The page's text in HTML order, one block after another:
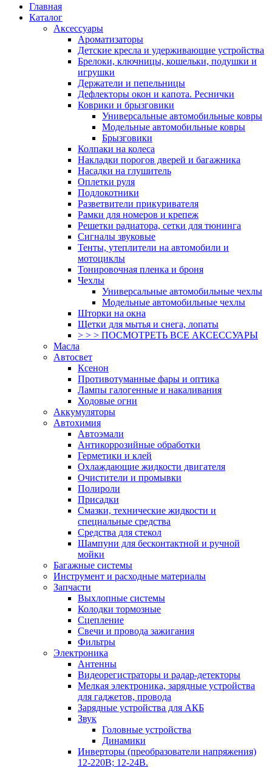
Главная
Каталог
Аксессуары
Ароматизаторы
Детские кресла и удерживающие устройства
Брелоки, ключницы, кошельки, подушки и
игрушки
Держатели и пепельницы
Дефлекторы окон и капота. Реснички
Коврики и брызговики
Универсальные автомобильные ковры
Модельные автомобильные ковры
Брызговики
Колпаки на колеса
Накладки порогов дверей и багажника
Насадки на глушитель
Оплетки руля
Подлокотники
Разветвители прикуривателя
Рамки для номеров и крепеж
Решетки радиатора, сетки для тюнинга
Сигналы звуковые
Тенты, утеплители на автомобили и
мотоциклы
Тонировочная пленка и броня
Чехлы
Универсальные автомобильные чехлы
Модельные автомобильные чехлы
Шторки на окна
Щетки для мытья и снега, лопаты
> > > ПОСМОТРЕТЬ ВСЕ АКСЕССУАРЫ
Масла
Автосвет
Ксенон
Противотуманные фары и оптика
Лампы галогенные и накаливания
Ходовые огни
Аккумуляторы
Автохимия
Автоэмали
Антикоррозийные обработки
Герметики и клей
Охлаждающие жидкости двигателя
Очистители и промывки
Полироли
Присадки
Смазки, технические жидкости и
специальные средства
Средства для стекол
Шампуни для бесконтактной и ручной
мойки
Багажные системы
Инструмент и расходные материалы
Запчасти
Выхлопные системы
Колодки тормозные
Сцепление
Свечи и провода зажигания
Фильтры
Электроника
Антенны
Видеорегистраторы и радар-детекторы
Мелкая электроника, зарядные устройства
для гаджетов, провода
Зарядные устройства для АКБ
Звук
Головные устройства
Динамики
Инверторы (преобразователи напряжения)
12-220В; 12-24В.